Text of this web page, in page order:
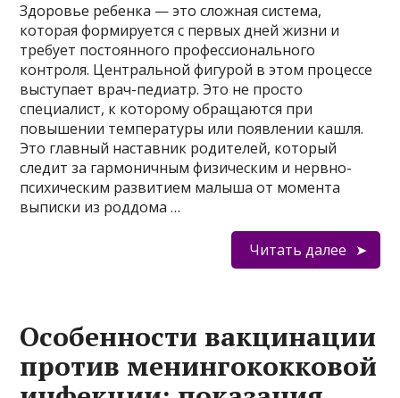
Здоровье ребенка — это сложная система,
которая формируется с первых дней жизни и
требует постоянного профессионального
контроля. Центральной фигурой в этом процессе
выступает врач-педиатр. Это не просто
специалист, к которому обращаются при
повышении температуры или появлении кашля.
Это главный наставник родителей, который
следит за гармоничным физическим и нервно-
психическим развитием малыша от момента
выписки из роддома …
Читать далее
Особенности вакцинации
против менингококковой